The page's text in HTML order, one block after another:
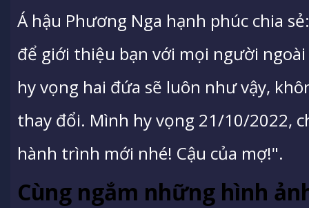
Á hậu Phương Nga hạnh phúc chia
để giới thiệu bạn với mọi người
hy vọng hai đứa sẽ luôn như vậy,
thay đổi. Mình hy vọng 21/10/2022,
hành trình mới nhé! Cậu của mợ!".
Cùng ngắm những hình